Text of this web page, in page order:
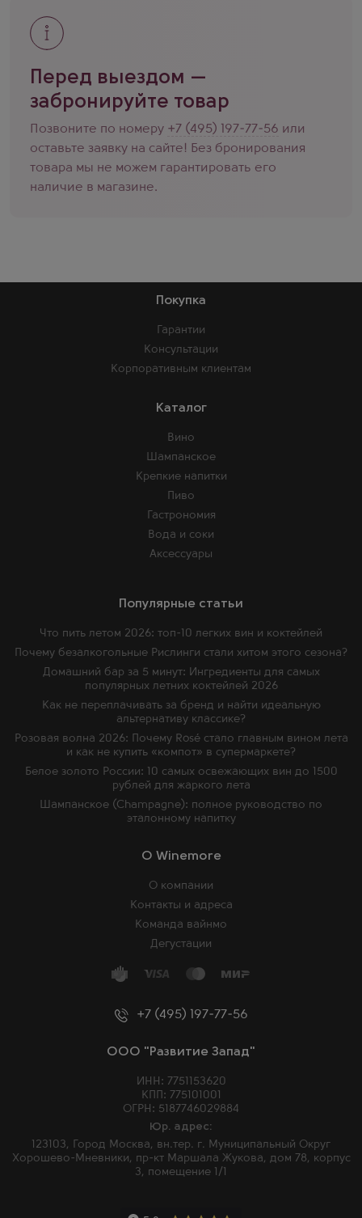
Перед выездом —
забронируйте товар
Позвоните по номеру +7 (495) 197-77-56 или
оставьте заявку на сайте! Без бронирования
товара мы не можем гарантировать его
наличие в магазине.
+7 (495) 197-77-56
ООО "Развитие Запад"
ИНН: 7751153620
КПП: 775101001
ОГРН: 5187746029884
Юр. адрес:
123103, Город Москва, вн.тер. г. Муниципальный Округ
Хорошево-Мневники, пр-кт Маршала Жукова, дом 78, корпус
3, помещение 1/1
O Winemore
О компании
Контакты и адреса
Команда вайнмо
Дегустации
Покупка
Гарантии
Консультации
Корпоративным клиентам
Каталог
Вино
Шампанское
Крепкие напитки
Пиво
Гастрономия
Вода и соки
Аксессуары
Популярные статьи
Что пить летом 2026: топ-10 легких вин и коктейлей
Почему безалкогольные Рислинги стали хитом этого сезона?
Домашний бар за 5 минут: Ингредиенты для самых
популярных летних коктейлей 2026
Как не переплачивать за бренд и найти идеальную
альтернативу классике?
Розовая волна 2026: Почему Rosé стало главным вином лета
и как не купить «компот» в супермаркете?
Белое золото России: 10 самых освежающих вин до 1500
рублей для жаркого лета
Шампанское (Champagne): полное руководство по
эталонному напитку